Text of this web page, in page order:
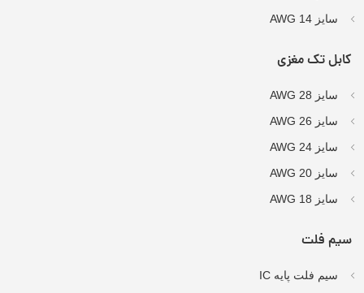
سایز AWG 14
کابل تک مغزی
سایز AWG 28
سایز AWG 26
سایز AWG 24
سایز AWG 20
سایز AWG 18
سیم فلت
سیم فلت پایه IC